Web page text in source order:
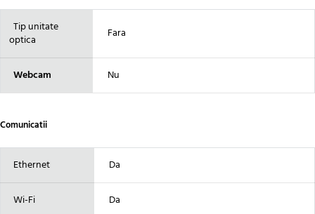
Tip unitate
optica
Fara
Webcam Nu
Comunicatii
Ethernet Da
Wi-Fi Da